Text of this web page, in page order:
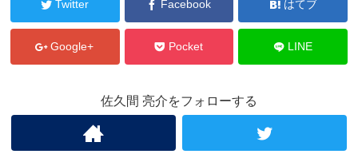
Twitter Facebook はてブ
Google+ Pocket LINE
佐久間 亮介をフォローする